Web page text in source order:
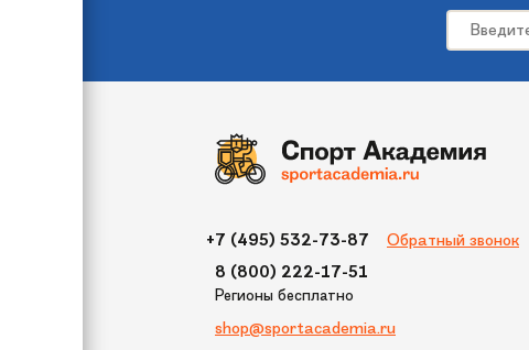
Длина inch
Ширина inch
Длина доски
+7 (495) 532-73-87 Обратный звонок
8 (800) 222-17-51
Регионы бесплатно
shop@sportacademia.ru